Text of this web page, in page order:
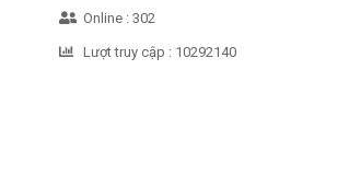
Online : 302
Lượt truy cập : 10292140